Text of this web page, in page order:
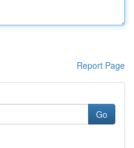
Report Page
Go